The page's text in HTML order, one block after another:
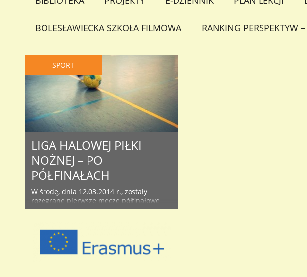
BOLESŁAWIECKA SZKOŁA FILMOWA RANKING PERSPEKTYW
SPORT
LIGA HALOWEJ PIŁKI
NOŻNEJ – PO
PÓŁFINAŁACH
W środę, dnia 12.03.2014 r., zostały
rozegrane pierwsze mecze półfinałowe
halowej piłki nożnej. I tym razem nie obyło
2:0 z klasą 3ef (strzelcy bramek: Kraus
Piotr 2), natomiast klasa 2ce
niespodziewanie uległa klasie 3ab 1:4
(strzelcy bramek: Bartek Kula 1 – Kamil